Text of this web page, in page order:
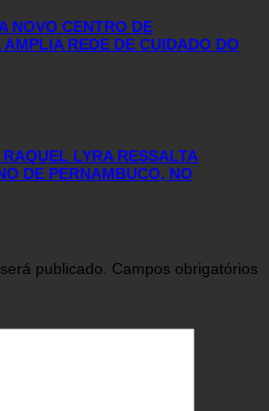
NOVO CENTRO DE
REDE DE CUIDADO DO
LYRA RESSALTA
DE PERNAMBUCO, NO
publicado. Campos obrigatórios